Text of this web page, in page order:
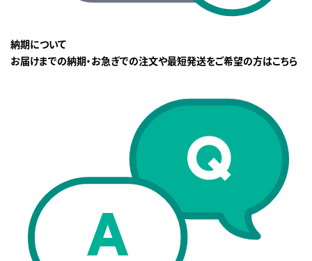
納期について
お届けまでの納期・お急ぎでの注文や最短発送をご希望の方はこちら